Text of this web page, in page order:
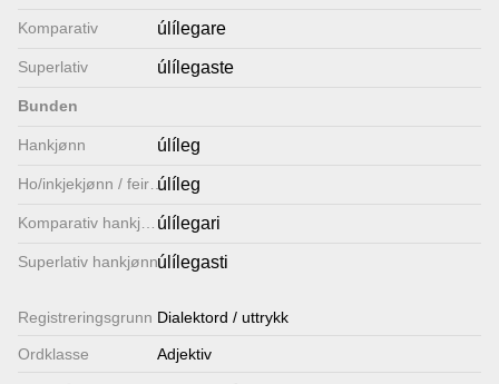
Komparativ úlílegare
Superlativ úlílegaste
Bunden
Hankjønn úlíleg
Ho/inkjekjønn / feirtal
úlíleg
úlílegari
Superlativ hankjønnúlílegasti
Registrerings­grunn Dialektord / uttrykk
Ordklasse Adjektiv